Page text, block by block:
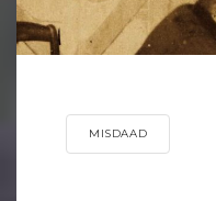
MISDAAD